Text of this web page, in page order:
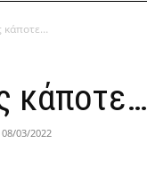
κάποτε…
κάποτε…
08/03/2022